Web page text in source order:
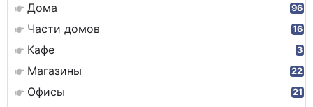
Дома 96
Части домов 16
Кафе 3
Магазины 22
Офисы 21